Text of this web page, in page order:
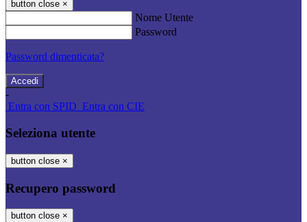
button close ×
Nome Utente
Password
Password dimenticata?
-
Entra con SPID Entra con CIE
Seleziona utente
button close ×
Recupero password
button close ×